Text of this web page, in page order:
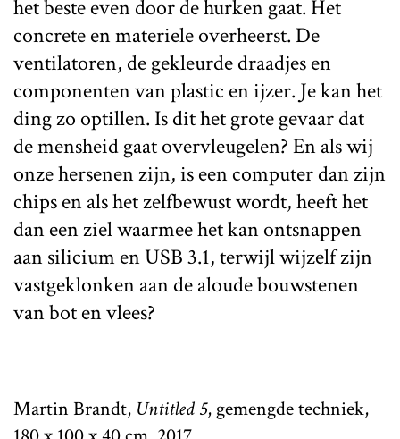
het beste even door de hurken gaat. Het
concrete en materiele overheerst. De
ventilatoren, de gekleurde draadjes en
componenten van plastic en ijzer. Je kan het
ding zo optillen. Is dit het grote gevaar dat
de mensheid gaat overvleugelen? En als wij
onze hersenen zijn, is een computer dan zijn
chips en als het zelfbewust wordt, heeft het
dan een ziel waarmee het kan ontsnappen
aan silicium en USB 3.1, terwijl wijzelf zijn
vastgeklonken aan de aloude bouwstenen
van bot en vlees?
Martin Brandt, Untitled 5, gemengde techniek,